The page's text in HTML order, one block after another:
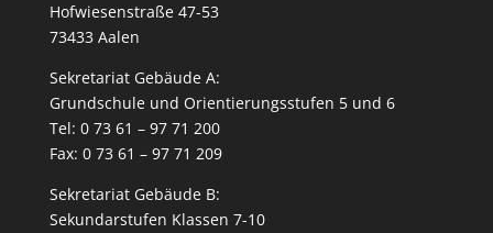
Hofwiesenstraße 47-53
73433 Aalen
Sekretariat Gebäude A:
Grundschule und Orientierungsstufen 5 und 6
Tel: 0 73 61 – 97 71 200
Fax: 0 73 61 – 97 71 209
Sekretariat Gebäude B:
Sekundarstufen Klassen 7-10